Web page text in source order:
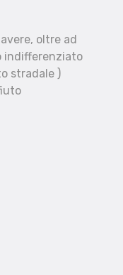
oltre ad
indifferenziato
stradale )